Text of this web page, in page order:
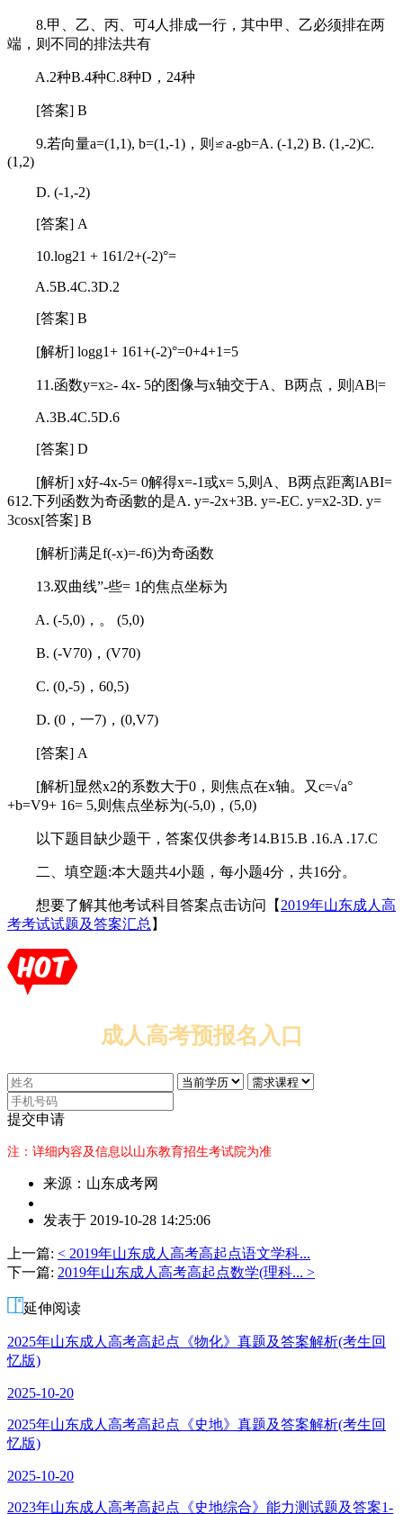
8.甲、乙、丙、可4人排成一行，其中甲、乙必须排在两
端，则不同的排法共有
A.2种B.4种C.8种D，24种
[答案] B
9.若向量a=(1,1), b=(1,-1)，则≌a-gb=A. (-1,2) B. (1,-2)C.
(1,2)
D. (-1,-2)
[答案] A
10.log21 + 161/2+(-2)°=
A.5B.4C.3D.2
[答案] B
[解析] logg1+ 161+(-2)°=0+4+1=5
11.函数y=x≥- 4x- 5的图像与x轴交于A、B两点，则|AB|=
A.3B.4C.5D.6
[答案] D
[解析] x好-4x-5= 0解得x=-1或x= 5,则A、B两点距离lABI=
612.下列函数为奇函數的是A. y=-2x+3B. y=-EC. y=x2-3D. y=
3cosx[答案] B
[解析]满足f(-x)=-f6)为奇函数
13.双曲线”-些= 1的焦点坐标为
A. (-5,0)，。 (5,0)
B. (-V70)，(V70)
C. (0,-5)，60,5)
D. (0，一7)，(0,V7)
[答案] A
[解析]显然x2的系数大于0，则焦点在x轴。又c=√a°
+b=V9+ 16= 5,则焦点坐标为(-5,0)，(5,0)
以下题目缺少题干，答案仅供参考14.B15.B .16.A .17.C
二、填空题:本大题共4小题，每小题4分，共16分。
想要了解其他考试科目答案点击访问【 2019年山东成人高
考考试试题及答案汇总 】
成人高考预报名入口
提交申请
注：详细内容及信息以山东教育招生考试院为准
来源：山东成考网
者：
老
师
发表于 2019-10-28 14:25:06
上一篇: < 2019年山东成人高考高起点语文学科...
下一篇: 2019年山东成人高考高起点数学(理科... >
延伸阅读
2025年山东成人高考高起点《物化》真题及答案解析(考生回
忆版)
2025-10-20
2025年山东成人高考高起点《史地》真题及答案解析(考生回
忆版)
2025-10-20
2023年山东成人高考高起点《史地综合》能力测试题及答案1-